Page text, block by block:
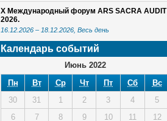
X Международный форум ARS SACRA AUDIT
2026.
16.12.2026 – 18.12.2026 , Весь день
Календарь событий
Июнь 2022
Пн
Вт Ср Чт Пт Сб
Вс
30
31 1 2 3 4
5
6
7 8 9 10 11
12